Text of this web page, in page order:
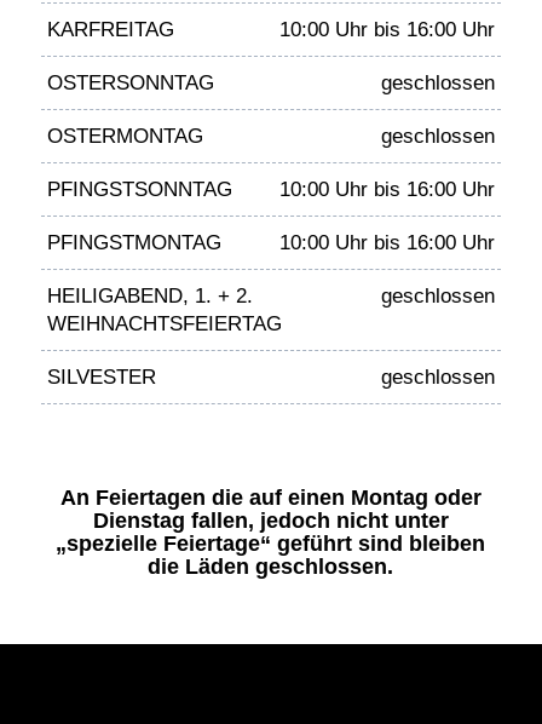
KARFREITAG 10:00 Uhr bis 16:00 Uhr
OSTERSONNTAG geschlossen
OSTERMONTAG geschlossen
PFINGSTSONNTAG 10:00 Uhr bis 16:00 Uhr
PFINGSTMONTAG 10:00 Uhr bis 16:00 Uhr
HEILIGABEND, 1. + 2.
WEIHNACHTSFEIERTAG
geschlossen
SILVESTER geschlossen
An Feiertagen die auf einen Montag oder
Dienstag fallen, jedoch nicht unter
„spezielle Feiertage“ geführt sind bleiben
die Läden geschlossen.